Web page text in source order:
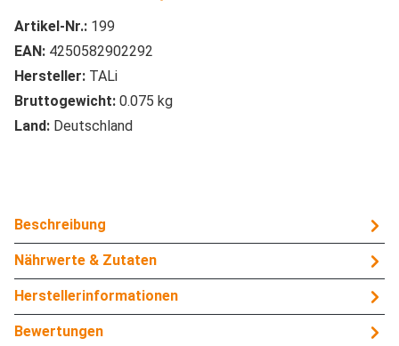
Artikel-Nr.: 199
EAN: 4250582902292
Hersteller: TALi
Bruttogewicht: 0.075 kg
Land: Deutschland
Beschreibung
Nährwerte & Zutaten
Herstellerinformationen
Bewertungen